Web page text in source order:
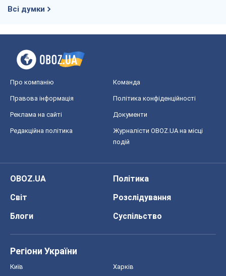
Всі думки
Про компанію Команда
Правова інформація Політика конфіденційності
Реклама на сайті Документи
Редакційна політика
Журналісти OBOZ.UA на місці
подій
OBOZ.UA
Політика
Світ
Розслідування
Блоги
Суспільство
Регіони України
Київ Харків